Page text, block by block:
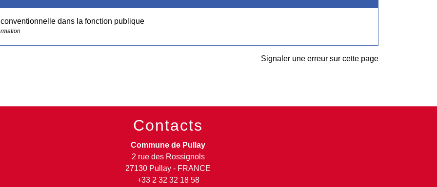
dans la fonction publique
Signaler une erreur sur cette page
Contacts
Commune de Pullay
2 rue des Rossignols
27130 Pullay - FRANCE
+33 2 32 32 18 58